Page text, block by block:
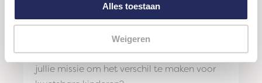
Alles toestaan
Weigeren
Ben jij lid van een Serviceclub en is het
jullie missie om het verschil te maken voor